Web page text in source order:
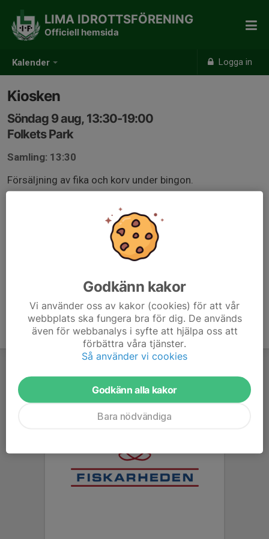
Kalender Logga in
LIMA IDROTTSFÖRENING
Officiell hemsida
Kiosken
Söndag 9 aug, 13:30-19:00
Folkets Park
Samling: 13:30
Försäljning av fika och korv under bingon.
Anmälan är öppen för föreningens alla medlemmar &
Godkänn kakor
Vi använder oss av kakor (cookies) för att vår
webbplats ska fungera bra för dig. De används
även för webbanalys i syfte att hjälpa oss att
förbättra våra tjänster.
Så använder vi cookies
Godkänn alla kakor
Bara nödvändiga